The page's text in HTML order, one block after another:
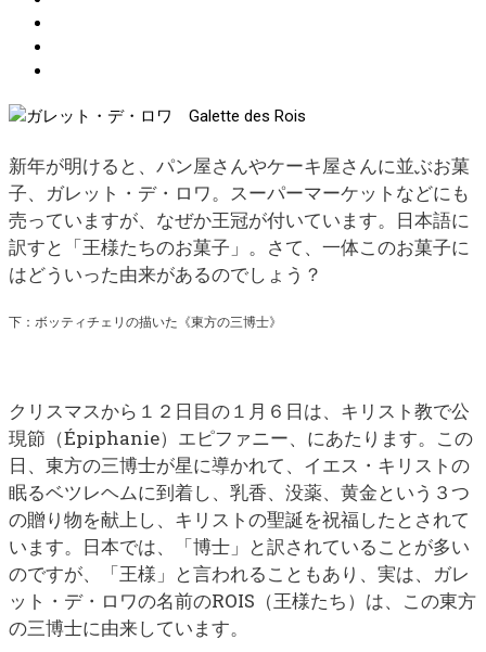
新年が明けると、パン屋さんやケーキ屋さんに並ぶお菓
子、ガレット・デ・ロワ。スーパーマーケットなどにも
売っていますが、なぜか王冠が付いています。日本語に
訳すと「王様たちのお菓子」。さて、一体このお菓子に
はどういった由来があるのでしょう？
下：ボッティチェリの描いた《東方の三博士》
クリスマスから１２日目の１月６日は、キリスト教で公
現節（Épiphanie）エピファニー、にあたります。この
日、東方の三博士が星に導かれて、イエス・キリストの
眠るベツレヘムに到着し、乳香、没薬、黄金という３つ
の贈り物を献上し、キリストの聖誕を祝福したとされて
います。日本では、「博士」と訳されていることが多い
のですが、「王様」と言われることもあり、実は、ガレ
ット・デ・ロワの名前のROIS（王様たち）は、この東方
の三博士に由来しています。